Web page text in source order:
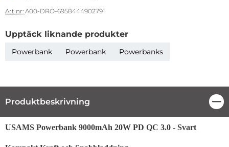
Art nr: A00-DRO-6958444902791
Upptäck liknande produkter
Powerbank Powerbank Powerbanks
Produktbeskrivning
Produktbeskrivning
USAMS Powerbank 9000mAh 20W PD QC 3.0 - Svart